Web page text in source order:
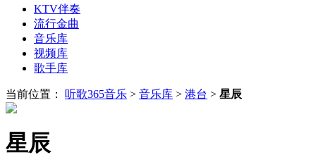
KTV伴奏
流行金曲
音乐库
视频库
歌手库
当前位置： 听歌365音乐 > 音乐库 > 港台 > 星辰
星辰